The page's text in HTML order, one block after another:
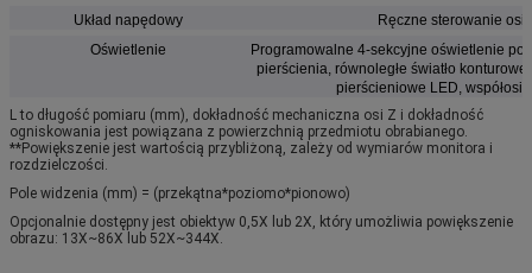
Układ napędowy
Ręczne sterowanie
Oświetlenie
Programowalne 4-sekcyjne oświetlenie
pierścienia, równoległe światło
pierścieniowe LED,
L to długość pomiaru (mm), dokładność mechaniczna osi Z i dokładność
ogniskowania jest powiązana z powierzchnią przedmiotu obrabianego.
**Powiększenie jest wartością przybliżoną, zależy od wymiarów monitora i
rozdzielczości.
Pole widzenia (mm) = (przekątna*poziomo*pionowo)
Opcjonalnie dostępny jest obiektyw 0,5X lub 2X, który umożliwia powiększenie
obrazu: 13X~86X lub 52X~344X.